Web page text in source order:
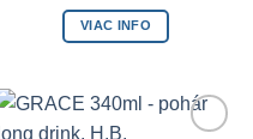
VIAC INFO